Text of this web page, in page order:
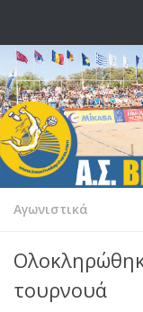
Αγωνιστικά
τουρνουά